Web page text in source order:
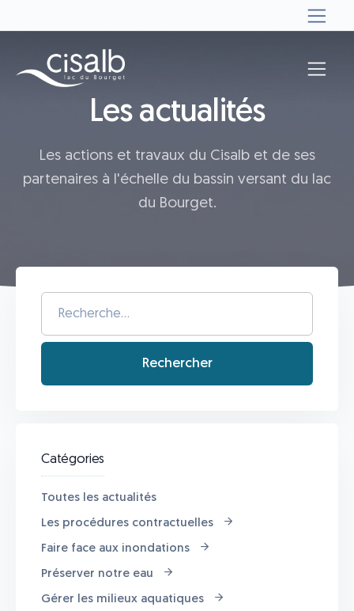
Les actualités
Les actions et travaux du Cisalb et de ses
partenaires à l'échelle du bassin versant du lac
du Bourget.
Catégories
Toutes les actualités
Les procédures contractuelles
Faire face aux inondations
Préserver notre eau
Gérer les milieux aquatiques